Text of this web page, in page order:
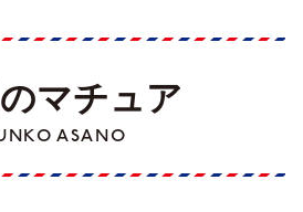
マチュア
ASANO